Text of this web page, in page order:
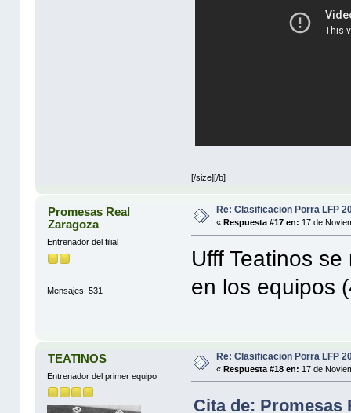
[/size][/b]
Promesas Real
Zaragoza
Entrenador del filial
Mensajes: 531
Re: Clasificacion Porra LFP
« Respuesta #17 en: 17 de
Ufff Teatinos
en los equipos
TEATINOS
Entrenador del primer equipo
Re: Clasificacion Porra LFP
«Respuesta #18 en: 17 de
Cita de: Promesas